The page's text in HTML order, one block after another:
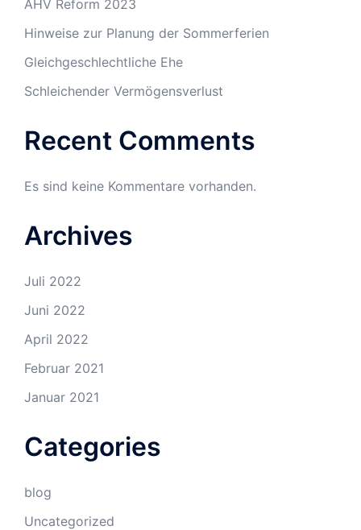
AHV Reform 2023
Hinweise zur Planung der Sommerferien
Gleichgeschlechtliche Ehe
Schleichender Vermögensverlust
Recent Comments
Es sind keine Kommentare vorhanden.
Archives
Juli 2022
Juni 2022
April 2022
Februar 2021
Januar 2021
Categories
blog
Uncategorized